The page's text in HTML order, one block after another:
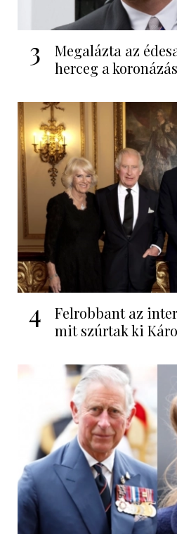
3
Megalázta az
herceg a
4
Felrobbant az
mit szúrtak ki